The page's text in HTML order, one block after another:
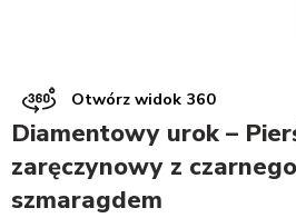
Otwórz widok 360
Diamentowy urok –
zaręczynowy z
szmaragdem